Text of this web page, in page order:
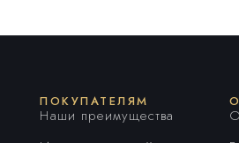
ПОКУПАТЕЛЯМ
Наши преимущества